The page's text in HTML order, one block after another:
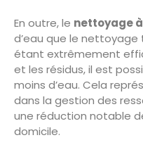
En outre, le nettoyage
d’eau que le nettoyage
étant extrêmement
et les résidus, il est
moins d’eau. Cela
dans la gestion des
une réduction notable
domicile.